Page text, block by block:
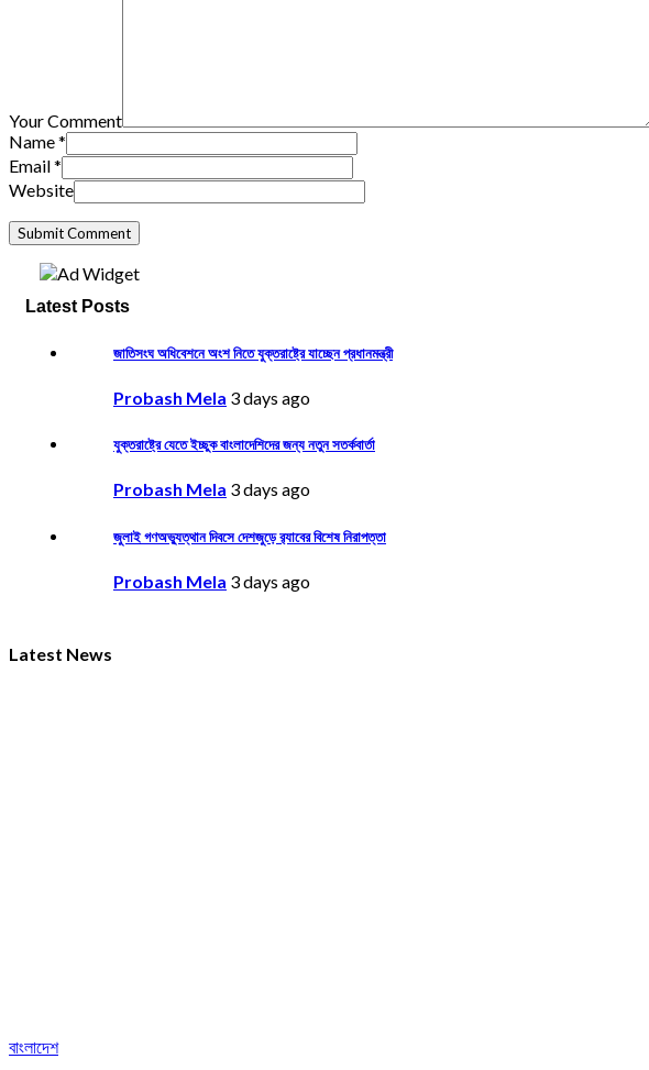
Your Comment
Name*
Email*
Website
Latest Posts
জাতিসংঘ অধিবেশনে অংশ নিতে যুক্তরাষ্ট্রে যাচ্ছেন প্রধানমন্ত্রী
Probash Mela 3 days ago
যুক্তরাষ্ট্রে যেতে ইচ্ছুক বাংলাদেশিদের জন্য নতুন সতর্কবার্তা
Probash Mela 3 days ago
জুলাই গণঅভ্যুত্থান দিবসে দেশজুড়ে র‌্যাবের বিশেষ নিরাপত্তা
Probash Mela 3 days ago
Latest News
বাংলাদেশ